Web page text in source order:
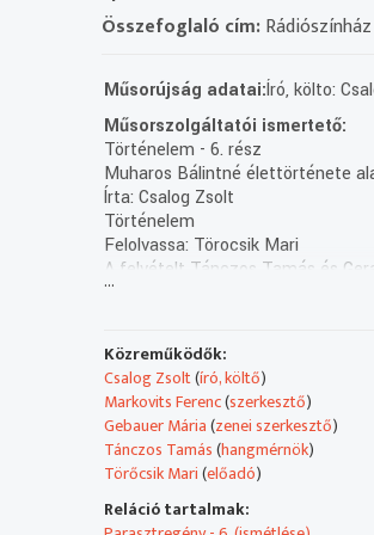
Összefoglaló cím:Rádiószínház
Műsorújság adatai:Író, költo:
Műsorszolgáltatói ismertető:
Történelem - 6. rész
Muharos Bálintné élettörténete
Írta: Csalog Zsolt
Történelem
Felolvassa: Törocsik Mari
A felvételt Tánczos Tamás és
készítette
Szerkeszto-rendezo: Markovits
(X/7.rész: holnap, K. 13.04)
...
Közreműködők:
Csalog Zsolt(író, költő)
Markovits Ferenc(szerkesztő)
Gebauer Mária(zenei szerkesztő)
Tánczos Tamás(hangmérnök)
Törőcsik Mari(előadó)
Reláció tartalmak: